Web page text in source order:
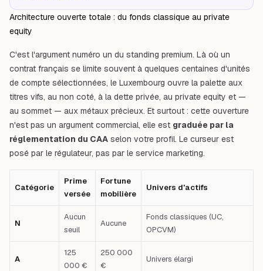
Architecture ouverte totale : du fonds classique au private
equity
C'est l'argument numéro un du standing premium. Là où un
contrat français se limite souvent à quelques centaines d'unités
de compte sélectionnées, le Luxembourg ouvre la palette aux
titres vifs, au non coté, à la dette privée, au private equity et —
au sommet — aux métaux précieux. Et surtout : cette ouverture
n'est pas un argument commercial, elle est graduée par la
réglementation du CAA selon votre profil. Le curseur est
posé par le régulateur, pas par le service marketing.
Catégorie
Prime
versée
Fortune
mobilière
Univers d'actifs
N
Aucun
seuil
Aucune
Fonds classiques (UC,
OPCVM)
A
125
000 €
250 000
€
Univers élargi